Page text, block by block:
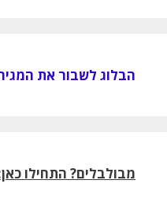
הבלוג לשבור את
מבולבלים? התחילו